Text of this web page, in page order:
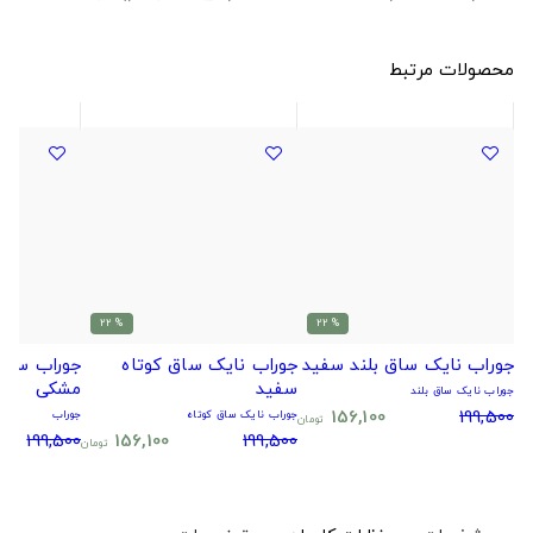
محصولات مرتبط
% 22
جوراب نایک ساق بلند سفید
جوراب نایک ساق بلند
199,500
156,100 تومان
% 22
جوراب نایک ساق کوتاه
سفید
جوراب نایک ساق کوتاه
199,500
156,100 تومان
جوراب
مشکی
جوراب
199,500